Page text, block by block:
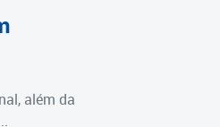
além da